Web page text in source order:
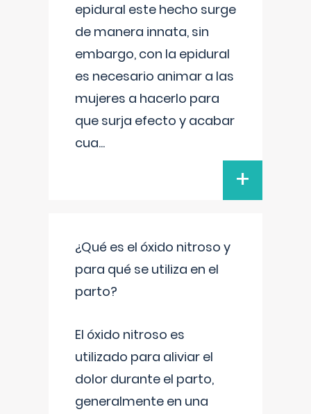
epidural este hecho surge
de manera innata, sin
embargo, con la epidural
es necesario animar a las
mujeres a hacerlo para
que surja efecto y acabar
cua...
+
¿Qué es el óxido nitroso y
para qué se utiliza en el
parto?
El óxido nitroso es
utilizado para aliviar el
dolor durante el parto,
generalmente en una